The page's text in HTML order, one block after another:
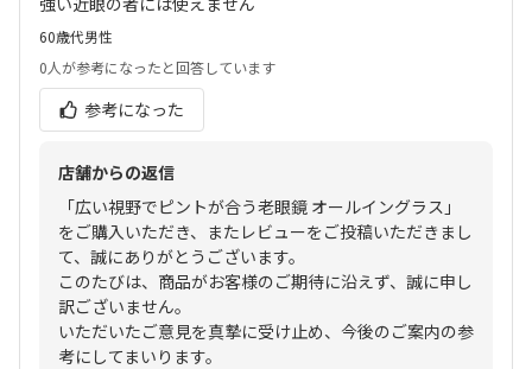
60歳代男性
0人が参考になったと回答しています
参考になった
店舗からの返信
「広い視野でピントが合う老眼鏡 オールイングラス」
をご購入いただき、またレビューをご投稿いただきまし
て、誠にありがとうございます。
このたびは、商品がお客様のご期待に沿えず、誠に申し
訳ございません。
いただいたご意見を真摯に受け止め、今後のご案内の参
考にしてまいります。